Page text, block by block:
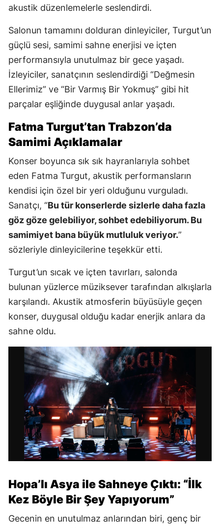
akustik düzenlemelerle seslendirdi.
Salonun tamamını dolduran dinleyiciler, Turgut’un
güçlü sesi, samimi sahne enerjisi ve içten
performansıyla unutulmaz bir gece yaşadı.
İzleyiciler, sanatçının seslendirdiği “Değmesin
Ellerimiz” ve “Bir Varmış Bir Yokmuş” gibi hit
parçalar eşliğinde duygusal anlar yaşadı.
Fatma Turgut’tan Trabzon’da
Samimi Açıklamalar
Konser boyunca sık sık hayranlarıyla sohbet
eden Fatma Turgut, akustik performansların
kendisi için özel bir yeri olduğunu vurguladı.
Sanatçı, “Bu tür konserlerde sizlerle daha fazla
göz göze gelebiliyor, sohbet edebiliyorum. Bu
samimiyet bana büyük mutluluk veriyor.”
sözleriyle dinleyicilerine teşekkür etti.
Turgut’un sıcak ve içten tavırları, salonda
bulunan yüzlerce müziksever tarafından alkışlarla
karşılandı. Akustik atmosferin büyüsüyle geçen
konser, duygusal olduğu kadar enerjik anlara da
sahne oldu.
Hopa’lı Asya ile Sahneye Çıktı: “İlk
Kez Böyle Bir Şey Yapıyorum”
Gecenin en unutulmaz anlarından biri, genç bir